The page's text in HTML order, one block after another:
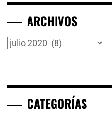
ARCHIVOS
Archivos
CATEGORÍAS